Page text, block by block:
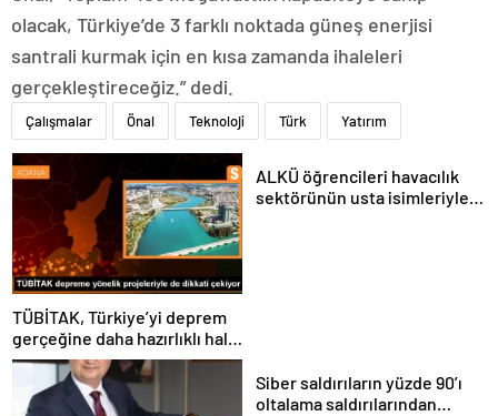
olacak, Türkiye’de 3 farklı noktada güneş enerjisi
santrali kurmak için en kısa zamanda ihaleleri
gerçekleştireceğiz.” dedi.
Çalışmalar Önal Teknoloji Türk Yatırım
TÜBİTAK, Türkiye’yi deprem
gerçeğine daha hazırlıklı hale
getiriyor
ALKÜ öğrencileri havacılık
sektörünün usta isimleriyle
Siber saldırıların yüzde 90’ı
oltalama saldırılarından